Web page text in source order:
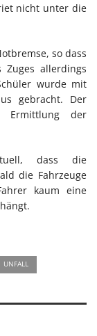
nicht unter die
so dass
allerdings
wurde mit
gebracht. Der
Ermittlung der
dass die
die Fahrzeuge
kaum eine
UNFALL